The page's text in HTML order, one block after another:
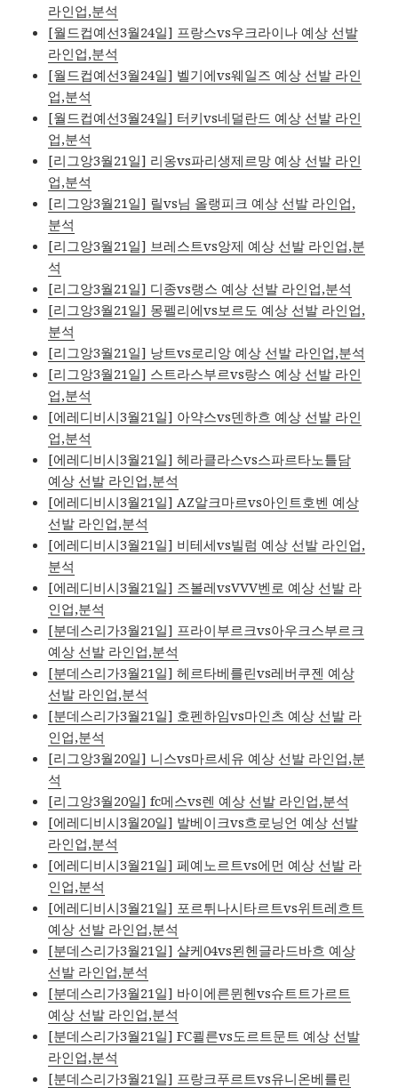
라인업,분석
[월드컵예선3월24일] 프랑스vs우크라이나 예상 선발
라인업,분석
[월드컵예선3월24일] 벨기에vs웨일즈 예상 선발 라인
업,분석
[월드컵예선3월24일] 터키vs네덜란드 예상 선발 라인
업,분석
[리그앙3월21일] 리옹vs파리생제르망 예상 선발 라인
업,분석
[리그앙3월21일] 릴vs님 올랭피크 예상 선발 라인업,
분석
[리그앙3월21일] 브레스트vs앙제 예상 선발 라인업,분
석
[리그앙3월21일] 디종vs랭스 예상 선발 라인업,분석
[리그앙3월21일] 몽펠리에vs보르도 예상 선발 라인업,
분석
[리그앙3월21일] 낭트vs로리앙 예상 선발 라인업,분석
[리그앙3월21일] 스트라스부르vs랑스 예상 선발 라인
업,분석
[에레디비시3월21일] 아약스vs덴하흐 예상 선발 라인
업,분석
[에레디비시3월21일] 헤라클라스vs스파르타노틀담
예상 선발 라인업,분석
[에레디비시3월21일] AZ알크마르vs아인트호벤 예상
선발 라인업,분석
[에레디비시3월21일] 비테세vs빌럼 예상 선발 라인업,
분석
[에레디비시3월21일] 즈볼레vsVVV벤로 예상 선발 라
인업,분석
[분데스리가3월21일] 프라이부르크vs아우크스부르크
예상 선발 라인업,분석
[분데스리가3월21일] 헤르타베를린vs레버쿠젠 예상
선발 라인업,분석
[분데스리가3월21일] 호펜하임vs마인츠 예상 선발 라
인업,분석
[리그앙3월20일] 니스vs마르세유 예상 선발 라인업,분
석
[리그앙3월20일] fc메스vs렌 예상 선발 라인업,분석
[에레디비시3월20일] 발베이크vs흐로닝언 예상 선발
라인업,분석
[에레디비시3월21일] 페예노르트vs에먼 예상 선발 라
인업,분석
[에레디비시3월21일] 포르튀나시타르트vs위트레흐트
예상 선발 라인업,분석
[분데스리가3월21일] 샬케04vs묀헨글라드바흐 예상
선발 라인업,분석
[분데스리가3월21일] 바이에른뮌헨vs슈트트가르트
예상 선발 라인업,분석
[분데스리가3월21일] FC쾰른vs도르트문트 예상 선발
라인업,분석
[분데스리가3월21일] 프랑크푸르트vs유니온베를린